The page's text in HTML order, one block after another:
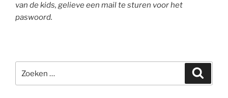
van de kids, gelieve een mail te sturen voor het
paswoord.
naar: